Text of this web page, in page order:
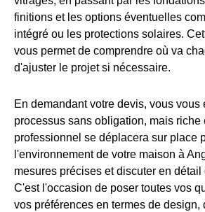
finitions et les options éventuelles
intégré ou les protections solaires.
vous permet de comprendre où va
d'ajuster le projet si nécessaire.
En demandant votre devis, vous vous
processus sans obligation, mais riche
professionnel se déplacera sur place
l'environnement de votre maison à
mesures précises et discuter en détail
C'est l'occasion de poser toutes vos
vos préférences en termes de design,